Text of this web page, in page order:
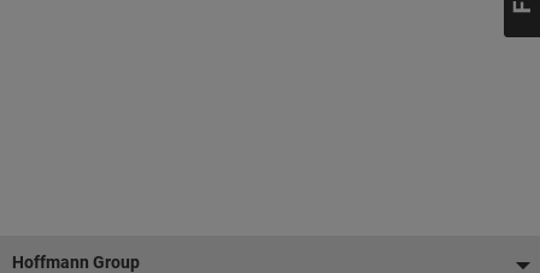
Fußzeile
Hoffmann Group